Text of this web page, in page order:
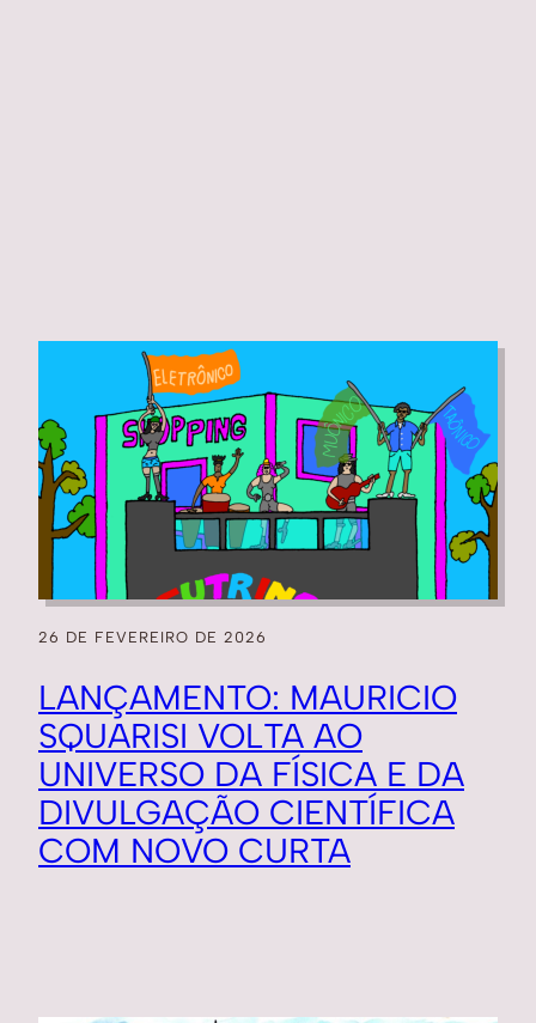
26 DE FEVEREIRO DE 2026
LANÇAMENTO: MAURICIO
SQUARISI VOLTA AO
UNIVERSO DA FÍSICA E DA
DIVULGAÇÃO CIENTÍFICA
COM NOVO CURTA